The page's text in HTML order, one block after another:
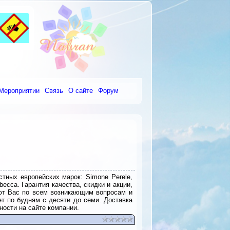
Связь О сайте Форум
европейских марок: Simone Perele,
Гарантия качества, скидки и акции,
Вас по всем возникающим вопросам и
по будням с десяти до семи. Доставка
на сайте компании.